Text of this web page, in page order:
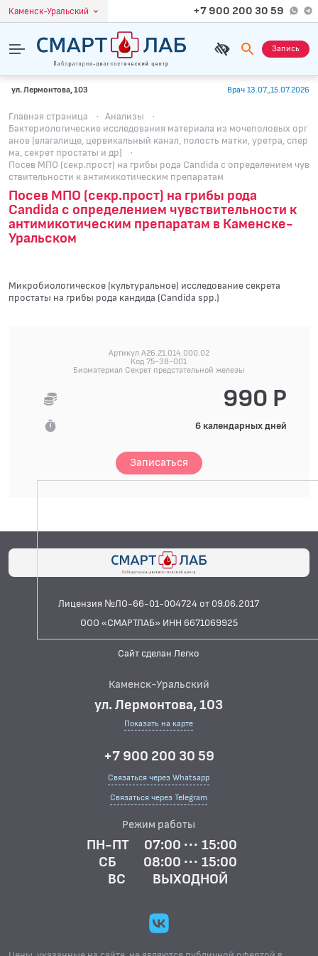
Каменск-Уральский +7 900 200 30 59
Запись
ул. Лермонтова, 103 Врач 13.07.,15.07.2026
Главная страница · Анализы
·
Бактериологические исследования материала из мочеполовых орг
анов (влагалище, цервикальный канал, полость матки, уретра, спер
ма, секрет простаты и др)
·
Посев МПО (секр.прост) на грибы рода Candida с определением чув
ствительности к антимикотическим препаратам
Посев МПО (секр.прост) на грибы рода
Candida с определением чувствительности к
антимикотическим препаратам в Каменске-
Уральском
Микробиологическое (культуральное) исследование секрета
простаты на грибы рода кандида (Candida spp.)
Артикул A26.21.014.000.02
Код 75-38-001
Биоматериал Секрет предстательной железы
990 Р
6 календарных дней
Записаться
Лицензия №ЛО-66-01-004724 от 09.06.2017
ООО «СМАРТЛАБ» ИНН 6671069925
Сайт сделан Легко
Каменск-Уральский
ул. Лермонтова, 103
Показать на карте
+7 900 200 30 59
Связаться через Whatsapp
Связаться через Telegram
Режим работы
ПН-ПТ
07:00 ··· 15:00
СБ
08:00 ··· 15:00
ВС
ВЫХОДНОЙ